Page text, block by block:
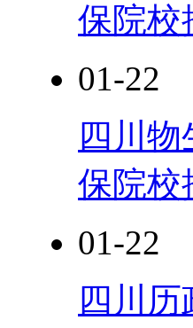
保院校
01-22
四川
保院校
01-22
四川